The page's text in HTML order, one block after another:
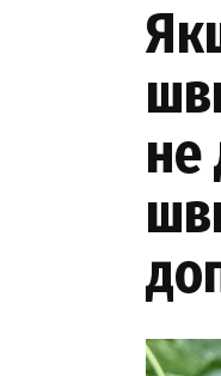
не